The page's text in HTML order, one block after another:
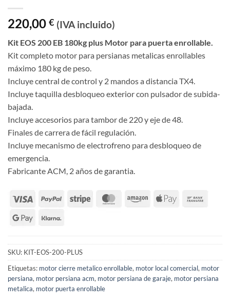
220,00 € (IVA incluido)
Kit EOS 200 EB 180kg plus Motor para puerta enrollable.
Kit completo motor para persianas metalicas enrollables
máximo 180 kg de peso.
Incluye central de control y 2 mandos a distancia TX4.
Incluye taquilla desbloqueo exterior con pulsador de subida-
bajada.
Incluye accesorios para tambor de 220 y eje de 48.
Finales de carrera de fácil regulación.
Incluye mecanismo de electrofreno para desbloqueo de
emergencia.
Fabricante ACM, 2 años de garantia.
SKU: KIT-EOS-200-PLUS
Etiquetas: motor cierre metalico enrollable, motor local comercial, motor
persiana, motor persiana acm, motor persiana de garaje, motor persiana
metalica, motor puerta enrollable